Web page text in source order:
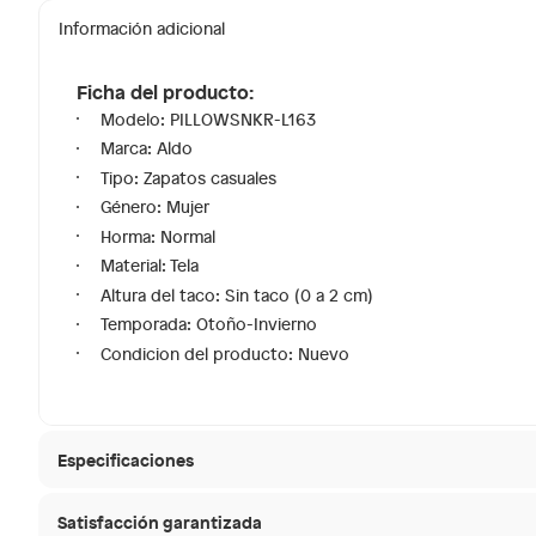
Información adicional
Ficha del producto:
Modelo: PILLOWSNKR-L163
Marca: Aldo
Tipo: Zapatos casuales
Género: Mujer
Horma: Normal
Material: Tela
Altura del taco: Sin taco (0 a 2 cm)
Temporada: Otoño-Invierno
Condicion del producto: Nuevo
Especificaciones
Tipo de ajuste
Satisfacción garantizada